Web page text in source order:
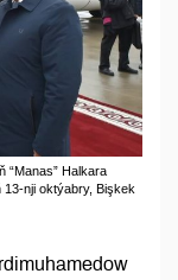
“Manas” Halkara
nji oktýabry, Bişkek